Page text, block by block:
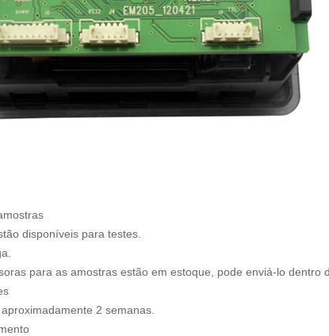
disponíveis para testes.
para as amostras estão em estoque, pode enviá-lo
2 semanas.